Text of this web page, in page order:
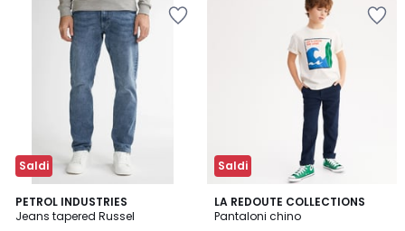
Saldi
PETROL INDUSTRIES
Jeans tapered Russel
4,3
/ 5
5
Colori
Saldi
LA REDOUTE COLLECTIONS
Pantaloni chino
5
/
2
Colori